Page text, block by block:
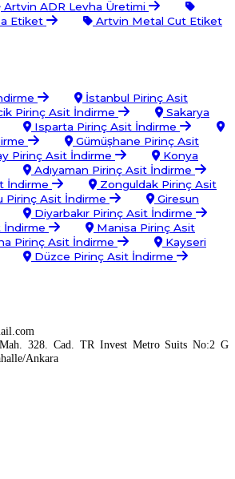
Artvin ADR Levha Üretimi
Etiket
Artvin Metal Cut Etiket
İstanbul Pirinç Asit
Pirinç Asit İndirme
Sakarya
Isparta Pirinç Asit İndirme
Gümüşhane Pirinç Asit
Pirinç Asit İndirme
Konya
Adıyaman Pirinç Asit İndirme
İndirme
Zonguldak Pirinç Asit
Pirinç Asit İndirme
Giresun
Diyarbakır Pirinç Asit İndirme
İndirme
Manisa Pirinç Asit
Pirinç Asit İndirme
Kayseri
Düzce Pirinç Asit İndirme
328. Cad. TR Invest Metro Suits No:2 G
Ankara